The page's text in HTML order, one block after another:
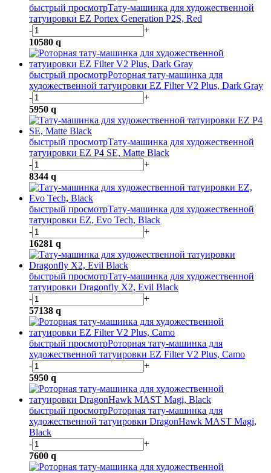
быстрый просмотрТату-машинка для художественной
татуировки EZ Portex Generation P2S, Red
-
+
10580 q
быстрый просмотрРоторная тату-машинка для
художественной татуировки EZ Filter V2 Plus, Dark Gray
-
+
5950 q
быстрый просмотрТату-машинка для художественной
татуировки EZ P4 SE, Matte Black
-
+
8344 q
быстрый просмотрТату-машинка для художественной
татуировки EZ, Evo Tech, Black
-
+
16281 q
быстрый просмотрТату-машинка для художественной
татуировки Dragonfly X2, Evil Black
-
+
57138 q
быстрый просмотрРоторная тату-машинка для
художественной татуировки EZ Filter V2 Plus, Camo
-
+
5950 q
быстрый просмотрРоторная тату-машинка для
художественной татуировки DragonHawk MAST Magi,
Black
-
+
7600 q